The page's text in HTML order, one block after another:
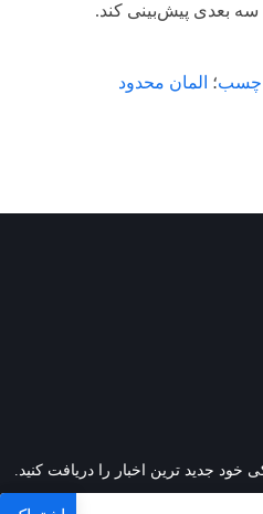
چسب؛ المان محدود
خود جدید ترین اخبار را دریافت کنید.